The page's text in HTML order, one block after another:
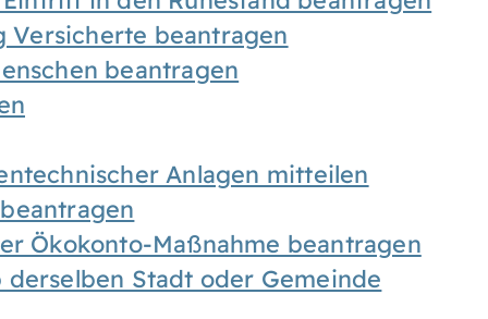
Versicherte beantragen
beantragen
Anlagen mitteilen
Ökokonto-Maßnahme beantragen
Stadt oder Gemeinde